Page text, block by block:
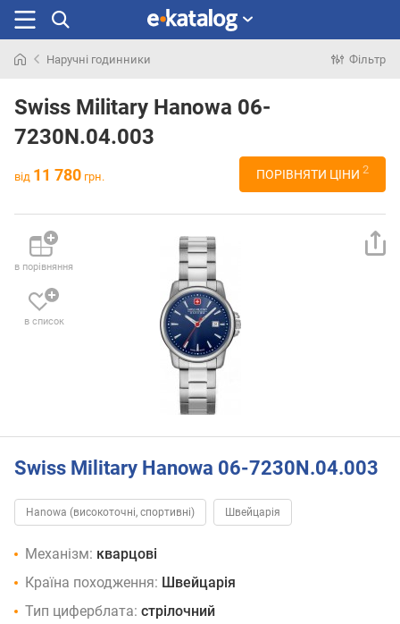
раніше
Наручні годинники Фільтр
Swiss Military Hanowa 06-
7230N.04.003
від 11 780 грн. ПОРІВНЯТИ ЦІНИ 2
в порівняння
в список
Swiss Military Hanowa 06-7230N.04.003
Hanowa (високоточні, спортивні) Швейцарія
Механізм: кварцові
Країна походження: Швейцарія
Тип циферблата: стрілочний